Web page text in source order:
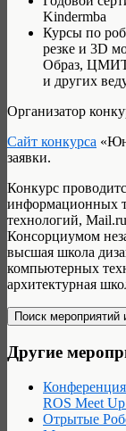
Kindermba
Курсы по
резке и 3D
Образ, ЦМИТ
и других
Организатор
Сайт конкурса
заявки.
Конкурс
информационных
технологий,
Консорциумом
высшая школа
компьютерных
архитектурная
Другие
ROS Meet
Отрытые